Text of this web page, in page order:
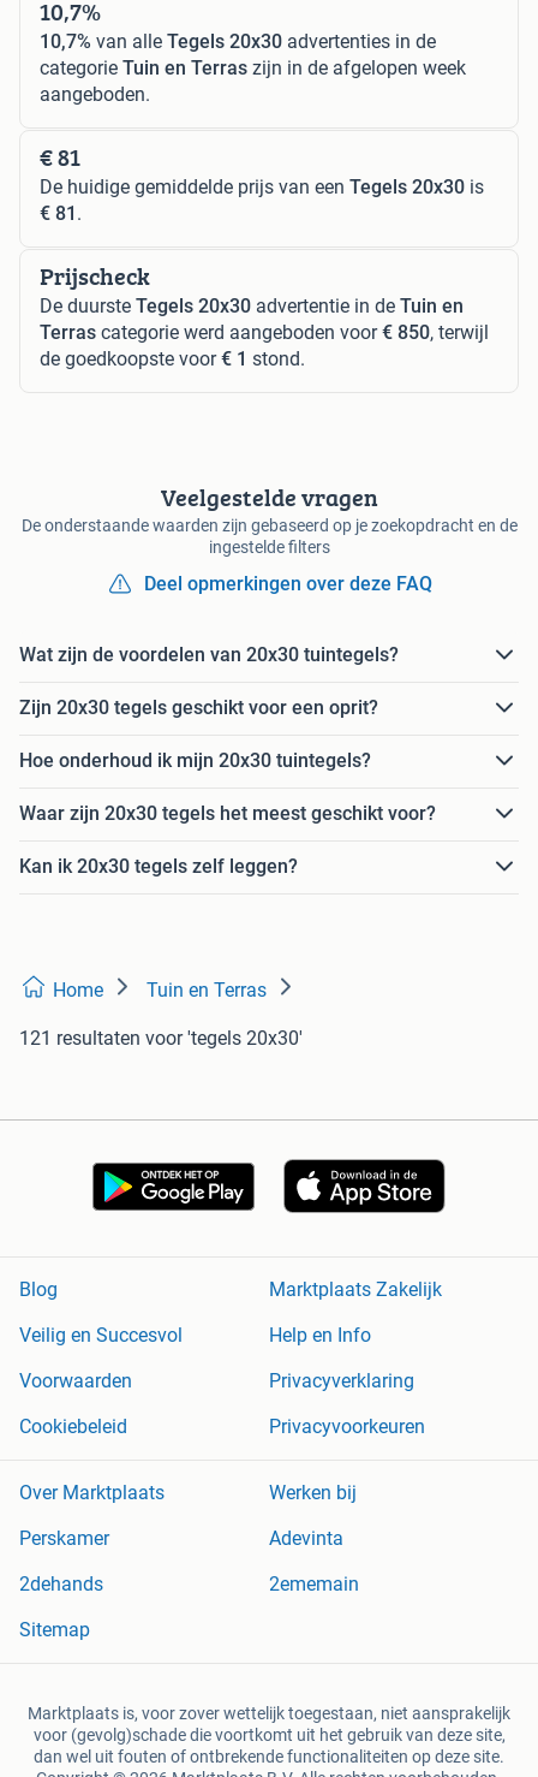
10,7%
10,7% van alle Tegels 20x30 advertenties in de
categorie Tuin en Terras zijn in de afgelopen week
aangeboden.
€ 81
De huidige gemiddelde prijs van een Tegels 20x30 is
€ 81 .
Prijscheck
De duurste Tegels 20x30 advertentie in de Tuin en
Terras categorie werd aangeboden voor€ 850, terwijl
de goedkoopste voor€ 1 stond.
Veelgestelde vragen
De onderstaande waarden zijn gebaseerd op je zoekopdracht en de
ingestelde filters
Deel opmerkingen over deze FAQ
Wat zijn de voordelen van 20x30 tuintegels?
Zijn 20x30 tegels geschikt voor een oprit?
Hoe onderhoud ik mijn 20x30 tuintegels?
Waar zijn 20x30 tegels het meest geschikt voor?
Kan ik 20x30 tegels zelf leggen?
Home Tuin en Terras
121 resultaten voor 'tegels 20x30'
Blog
Marktplaats Zakelijk
Veilig en Succesvol
Help en Info
Voorwaarden
Privacyverklaring
Cookiebeleid
Privacyvoorkeuren
Over Marktplaats
Werken bij
Perskamer
Adevinta
2dehands
2ememain
Sitemap
Marktplaats is, voor zover wettelijk toegestaan, niet aansprakelijk
voor (gevolg)schade die voortkomt uit het gebruik van deze site,
dan wel uit fouten of ontbrekende functionaliteiten op deze site.